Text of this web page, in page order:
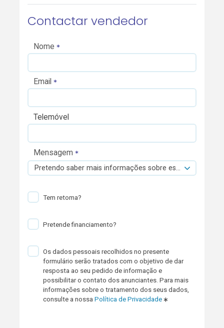
Contactar vendedor
Nome
Email
Telemóvel
Mensagem
Pretendo saber mais informações sobre esta viatura.
Tem retoma?
Pretende financiamento?
Os dados pessoais recolhidos no presente
formulário serão tratados com o objetivo de dar
resposta ao seu pedido de informação e
possibilitar o contato dos anunciantes. Para mais
informações sobre o tratamento dos seus dados,
consulte a nossaPolítica de Privacidade